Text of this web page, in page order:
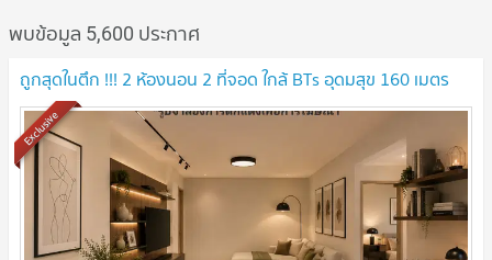
พบข้อมูล 5,600 ประกาศ
ถูกสุดในตึก !!! 2 ห้องนอน 2 ที่จอด ใกล้ BTs อุดมสุข 160 เมตร
Exclusive